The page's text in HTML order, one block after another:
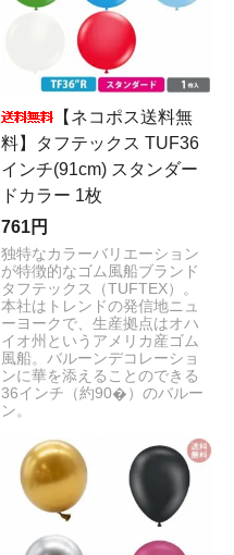
【ネコポス送料無
料】タフテックス TUF36
インチ(91cm) スタンダー
ドカラー 1枚
761円
独特なカラーバリエーション
が特徴的なゴム風船ブランド
タフテックス（TUFTEX）。
本社はトレンドの発信地ニュ
ーヨークで、生産拠点はオハ
イオ州というアメリカ産ゴム
風船。バルーンデコレーショ
ンに華を添えることのできる
36インチ（約90�）のバルー
ン。